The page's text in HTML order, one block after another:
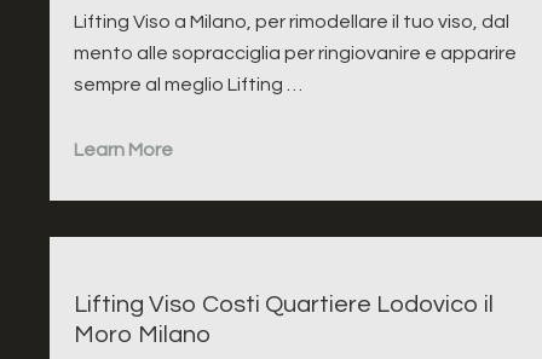
Lifting Viso a Milano, per rimodellare il tuo viso, dal
mento alle sopracciglia per ringiovanire e apparire
sempre al meglio Lifting …
Learn More
Lifting Viso Costi Quartiere Lodovico il
Moro Milano